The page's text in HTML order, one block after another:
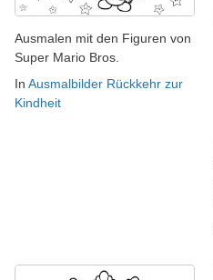
Ausmalen mit den Figuren von
Super Mario Bros.
In Ausmalbilder Rückkehr zur
Kindheit